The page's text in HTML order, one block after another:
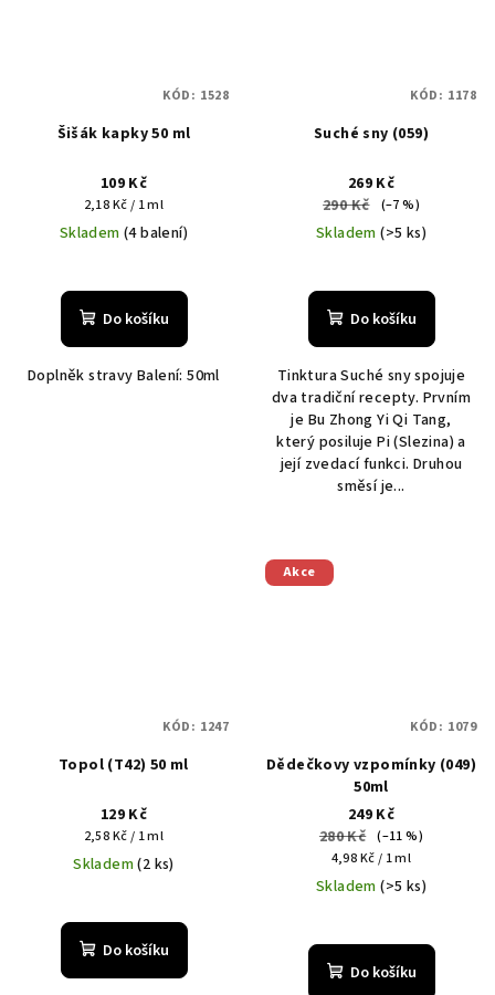
Šišák kapky 50 ml
109 Kč
Měrná
cena:
2,18 Kč / 1 ml
Skladem(4 balení)
Do košíku
Doplněk stravy Balení: 50ml
KÓD: 1528
Suché sny (059)
269 Kč
290 Kč
(–7 %)
Skladem(>5 ks)
Do košíku
Tinktura Suché sny spojuje
dva tradiční recepty. Prvním
je Bu Zhong Yi Qi Tang,
který posiluje Pi (Slezina) a
její zvedací funkci. Druhou
směsí je...
KÓD: 1178
Topol (T42) 50 ml
129 Kč
Měrná
cena:
2,58 Kč / 1 ml
Skladem(2 ks)
Do košíku
KÓD: 1247
Akce
Dědečkovy vzpomínky (049)
50ml
249 Kč
280 Kč (–11 %)
Měrná
cena:
4,98 Kč / 1 ml
Skladem(>5 ks)
Do košíku
KÓD: 1079